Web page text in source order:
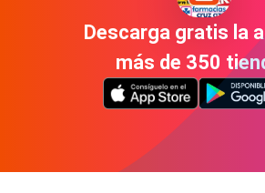
Descarga gratis la
más de 350